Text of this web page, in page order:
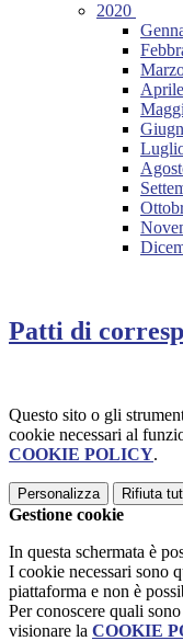
2020
Aprile
Patti di
Questo sito o gli
cookie necessari al
COOKIE POLICY.
Personalizza Rifiuta
Gestione cookie
In questa schermata è
I cookie necessari sono
piattaforma e non è
Per conoscere quali
visionare la COOKIE